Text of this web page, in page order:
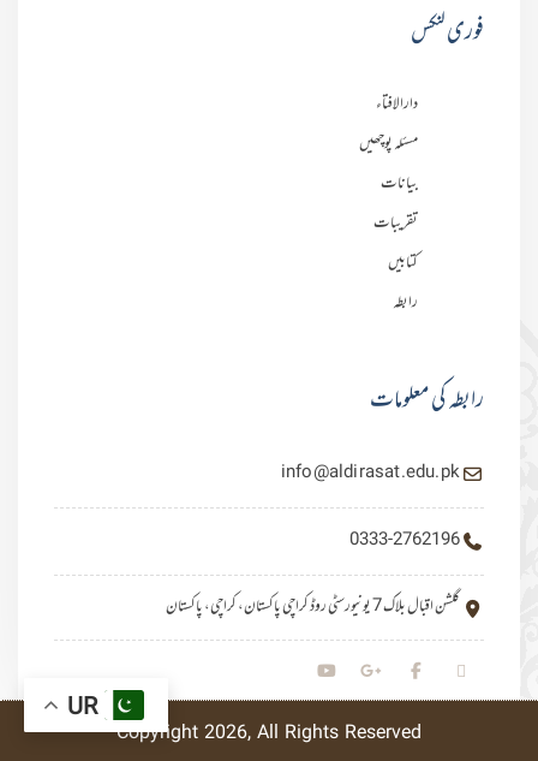
فوری لنکس
دارالافتاء
مسئلہ پوچھیں
بیانات
تقریبات
کتابیں
رابطہ
رابطہ کی معلومات
info@aldirasat.edu.pk
0333-2762196
گلشن اقبال بلاک 7 یونیورسٹی روڈ کراچی پاکستان، کراچی، پاکستان
Copyright 2026,All Rights Reserved
UR